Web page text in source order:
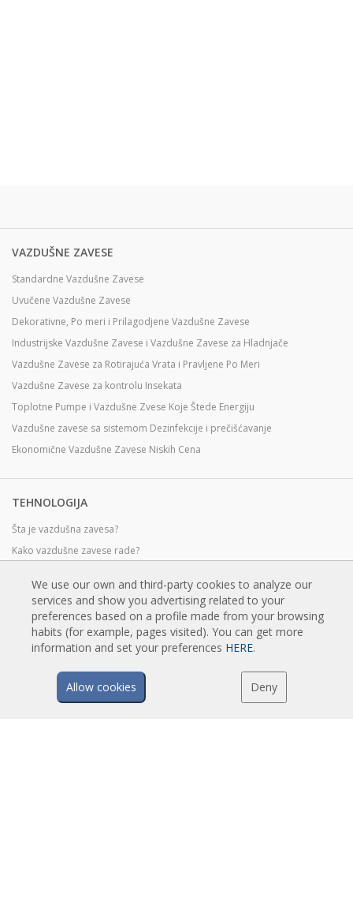
VAZDUŠNE ZAVESE
Standardne Vazdušne Zavese
Uvučene Vazdušne Zavese
Dekorativne, Po meri i Prilagodjene Vazdušne Zavese
Industrijske Vazdušne Zavese i Vazdušne Zavese za Hladnjače
Vazdušne Zavese za Rotirajuća Vrata i Pravljene Po Meri
Vazdušne Zavese za kontrolu Insekata
Toplotne Pumpe i Vazdušne Zvese Koje Štede Energiju
Vazdušne zavese sa sistemom Dezinfekcije i prečišćavanje
Ekonomične Vazdušne Zavese Niskih Cena
TEHNOLOGIJA
Šta je vazdušna zavesa?
Kako vazdušne zavese rade?
Vazdušne zavese sa grejnom pumpom
EC vazdušne zavese
Airtècnics vazdušne zavese
PREUZIMANJA
We use our own and third-party cookies to analyze our
services and show you advertising related to your
preferences based on a profile made from your browsing
habits (for example, pages visited). You can get more
information and set your preferences HERE.
Allow cookies Deny